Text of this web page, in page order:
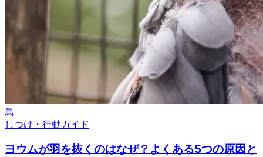
鳥
しつけ・行動ガイド
ヨウムが羽を抜くのはなぜ？よくある5つの原因と